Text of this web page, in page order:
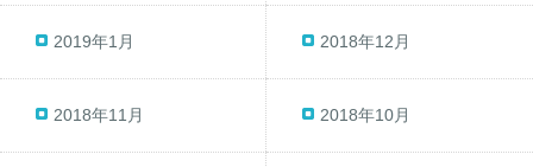
2019年1月 2018年12月
2018年11月 2018年10月